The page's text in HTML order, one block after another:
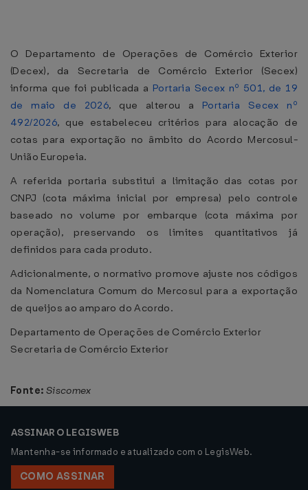
O Departamento de Operações de Comércio Exterior
(Decex), da Secretaria de Comércio Exterior (Secex)
informa que foi publicada a Portaria Secex nº 501, de 19
de maio de 2026, que alterou a Portaria Secex nº
492/2026, que estabeleceu critérios para alocação de
cotas para exportação no âmbito do Acordo Mercosul-
União Europeia.
A referida portaria substitui a limitação das cotas por
CNPJ (cota máxima inicial por empresa) pelo controle
baseado no volume por embarque (cota máxima por
operação), preservando os limites quantitativos já
definidos para cada produto.
Adicionalmente, o normativo promove ajuste nos códigos
da Nomenclatura Comum do Mercosul para a exportação
de queijos ao amparo do Acordo.
Departamento de Operações de Comércio Exterior
Secretaria de Comércio Exterior
Fonte: Siscomex
ASSINAR O LEGISWEB
Mantenha-se informado e atualizado com o LegisWeb.
COMO ASSINAR